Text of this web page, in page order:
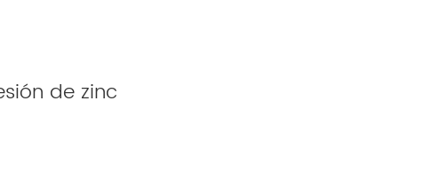
de zinc